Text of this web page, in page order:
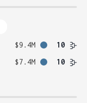
$9.4M
10
$7.4M 10